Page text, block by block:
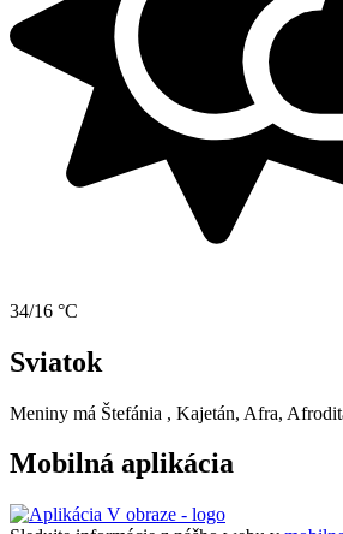
34/16 °C
Sviatok
Meniny má Štefánia , Kajetán, Afra,
Mobilná aplikácia